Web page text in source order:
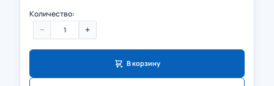
Количество:
− +
В корзину